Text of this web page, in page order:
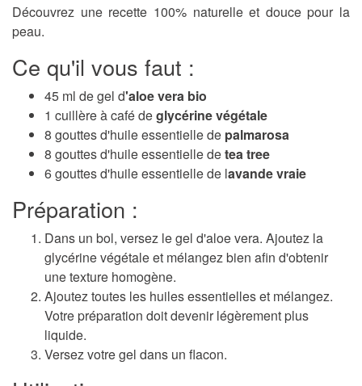
Découvrez une recette 100% naturelle et douce pour la
peau.
Ce qu'il vous faut :
45 ml de gel d'aloe vera bio
1 cuillère à café deglycérine végétale
8 gouttes d'huile essentielle de palmarosa
8 gouttes d'huile essentielle detea tree
6 gouttes d'huile essentielle de lavande vraie
Préparation :
Dans un bol, versez le gel d'aloe vera. Ajoutez la
glycérine végétale et mélangez bien afin d'obtenir
une texture homogène.
Ajoutez toutes les huiles essentielles et mélangez.
Votre préparation doit devenir légèrement plus
liquide.
Versez votre gel dans un flacon.